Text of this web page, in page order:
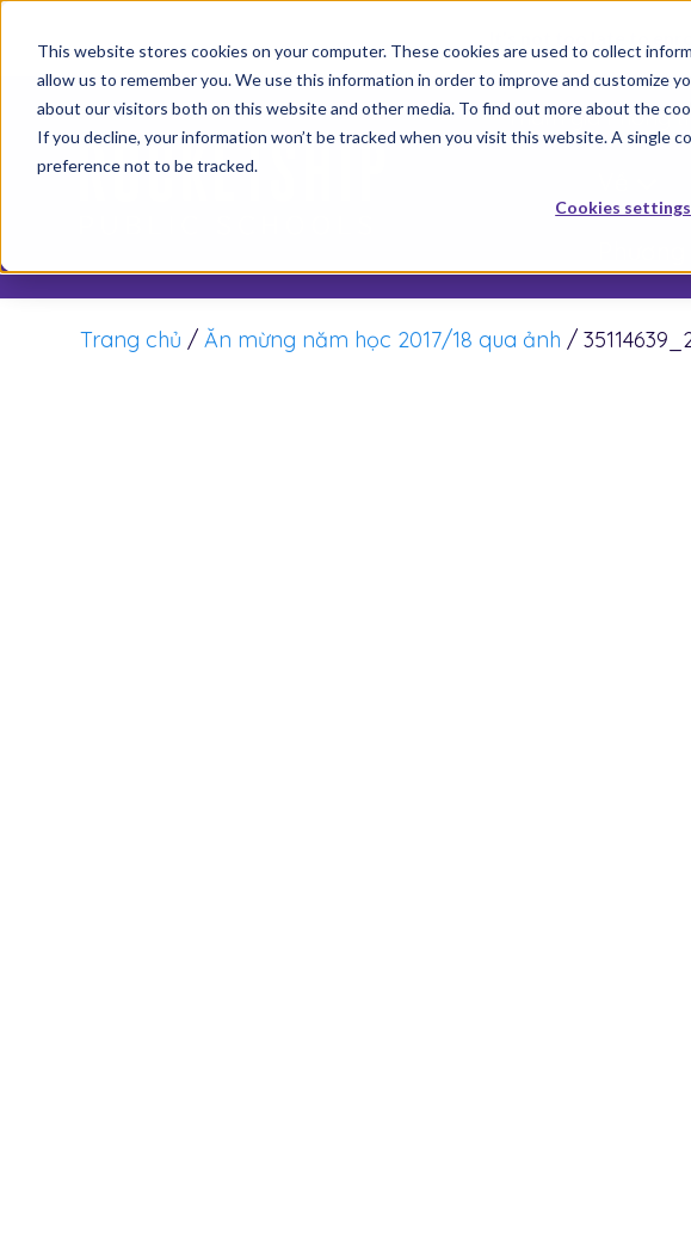
This website stores cookies on your computer. These cookies are used to collect
allow us to remember you. We use this information in order to improve and customize
about our visitors both on this website and other media. To find out more about the
If you decline, your information won’t be tracked when you visit this website. A single
preference not to be tracked.
Cookies settings
Tham gia Phong
Trang chủ /Ăn mừng năm học 2017/18 qua ảnh /